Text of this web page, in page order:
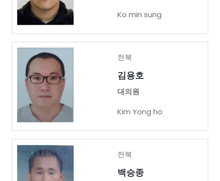
Ko min sung
전북
김용호
대의원
Kim Yong ho
전북
백승종